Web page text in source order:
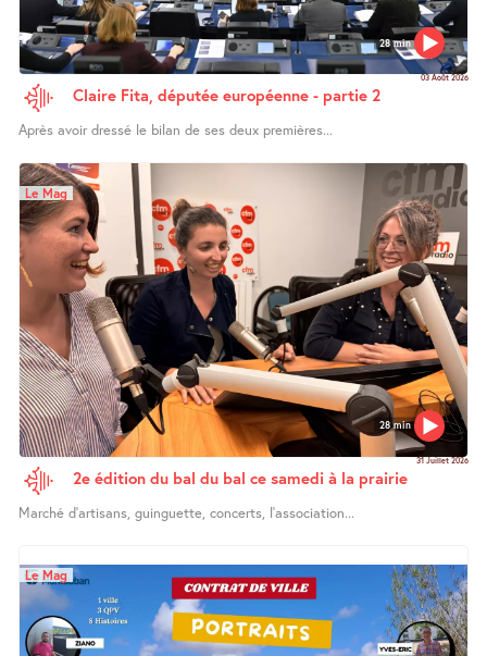
28 min
03 Août 2026
Claire Fita, députée européenne - partie 2
Après avoir dressé le bilan de ses deux premières...
28 min
Le Mag
31 Juillet 2026
2e édition du bal du bal ce samedi à la prairie
Marché d’artisans, guinguette, concerts, l’association...
Le Mag